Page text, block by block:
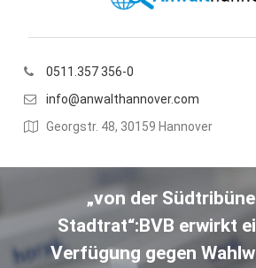
0511.357 356-0
info@anwalthannover.com
Georgstr. 48, 30159 Hannover
„von der
Stadtrat“:BVB erwirkt
Verfügung gegen